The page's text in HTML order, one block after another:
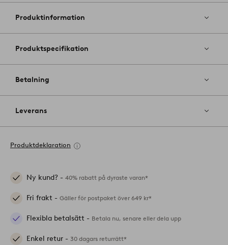
till
favoriter
Produktinformation
Produktspecifikation
Betalning
Leverans
Produktdeklaration
Ny kund? - 40% rabatt på dyraste varan*
Fri frakt - Gäller för postpaket över 649 kr*
Flexibla betalsätt - Betala nu, senare eller dela upp
Enkel retur - 30 dagars returrätt*